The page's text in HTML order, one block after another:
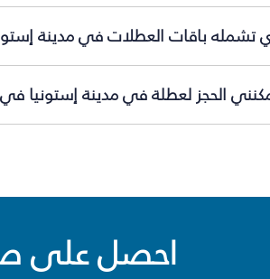
تشمله باقات العطلات في مدينة
الحجز لعطلة في مدينة إستونيا في
احصل على